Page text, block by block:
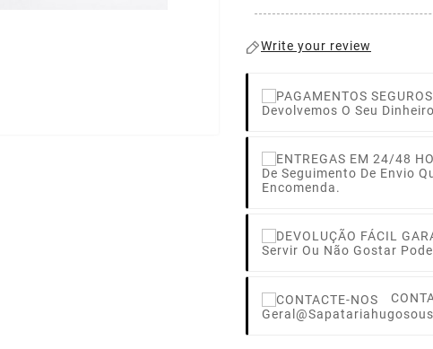
Write your review
Devolvemos O Seu
De Seguimento De Envio
Encomenda.
Servir Ou Não Gostar